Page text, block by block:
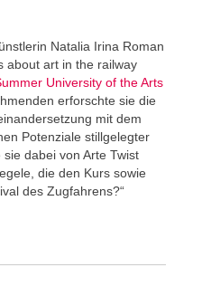
Natalia Irina Roman
about art in the railway
University of the Arts
erforschte sie die
mit dem
Potenziale stillgelegter
dabei von Arte Twist
die den Kurs sowie
des Zugfahrens?“